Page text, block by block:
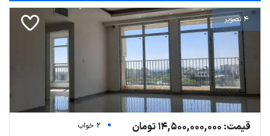
4 تصویر
قیمت: 14,500,000,000 تومان
2 خواب